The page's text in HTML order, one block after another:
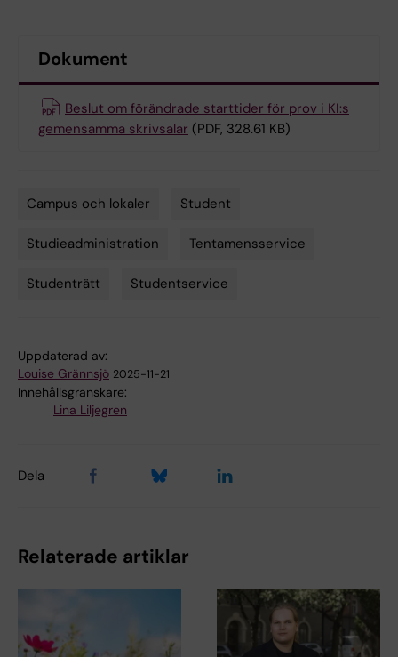
Dokument
Beslut om förändrade starttider för prov i KI:s
gemensamma skrivsalar (PDF, 328.61 KB)
Campus och lokaler Student
Studieadministration Tentamensservice
Studenträtt Studentservice
Uppdaterad av:
Louise Grännsjö 2025-11-21
Innehållsgranskare:
Lina Liljegren
Dela
Relaterade artiklar